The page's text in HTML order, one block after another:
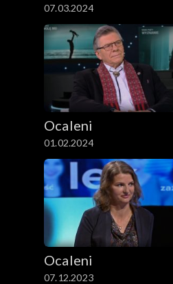
07.03.2024
Ocaleni
01.02.2024
Ocaleni
07.12.2023